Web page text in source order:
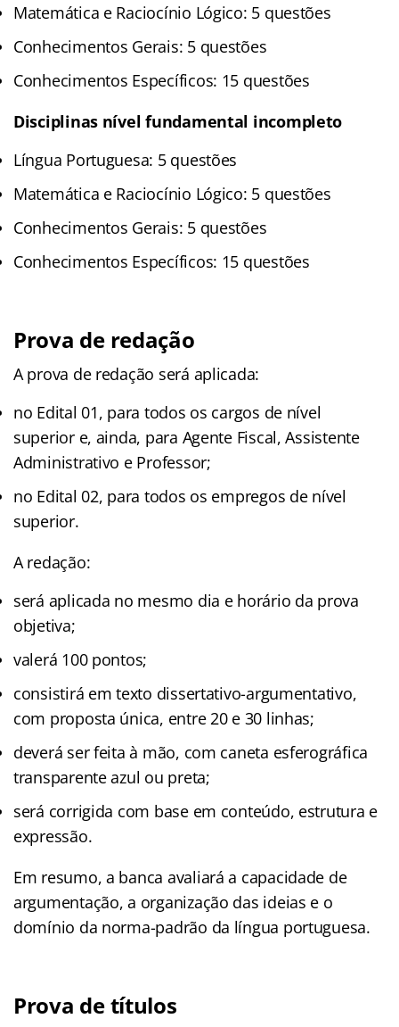
Matemática e Raciocínio Lógico: 5 questões
Conhecimentos Gerais: 5 questões
Conhecimentos Específicos: 15 questões
Disciplinas nível fundamental incompleto
Língua Portuguesa: 5 questões
Matemática e Raciocínio Lógico: 5 questões
Conhecimentos Gerais: 5 questões
Conhecimentos Específicos: 15 questões
Prova de redação
A prova de redação será aplicada:
no Edital 01, para todos os cargos de nível
superior e, ainda, para Agente Fiscal, Assistente
Administrativo e Professor;
no Edital 02, para todos os empregos de nível
superior.
A redação:
será aplicada no mesmo dia e horário da prova
objetiva;
valerá 100 pontos;
consistirá em texto dissertativo-argumentativo,
com proposta única, entre 20 e 30 linhas;
deverá ser feita à mão, com caneta esferográfica
transparente azul ou preta;
será corrigida com base em conteúdo, estrutura e
expressão.
Em resumo, a banca avaliará a capacidade de
argumentação, a organização das ideias e o
domínio da norma-padrão da língua portuguesa.
Prova de títulos